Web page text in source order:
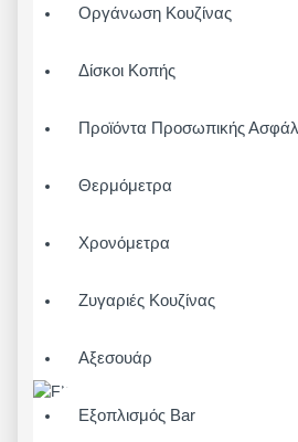
Οργάνωση Κουζίνας
Δίσκοι Κοπής
Προϊόντα Προσωπικής
Θερμόμετρα
Χρονόμετρα
Ζυγαριές Κουζίνας
Αξεσουάρ
Εξοπλισμός Bar